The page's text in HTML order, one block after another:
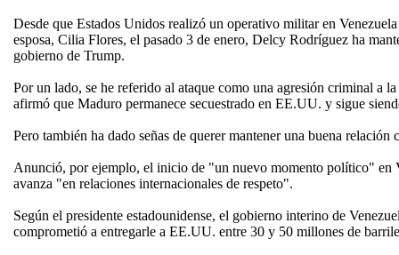
Desde que Estados Unidos realizó un operativo militar en
esposa, Cilia Flores, el pasado 3 de enero, Delcy Rodríguez ha
gobierno de Trump.
Por un lado, se he referido al ataque como una agresión criminal a
afirmó que Maduro permanece secuestrado en EE.UU. y sigue
Pero también ha dado señas de querer mantener una buena
Anunció, por ejemplo, el inicio de "un nuevo momento político" en
avanza "en relaciones internacionales de respeto".
Según el presidente estadounidense, el gobierno interino de
comprometió a entregarle a EE.UU. entre 30 y 50 millones de